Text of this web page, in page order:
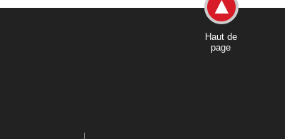
Haut de
page